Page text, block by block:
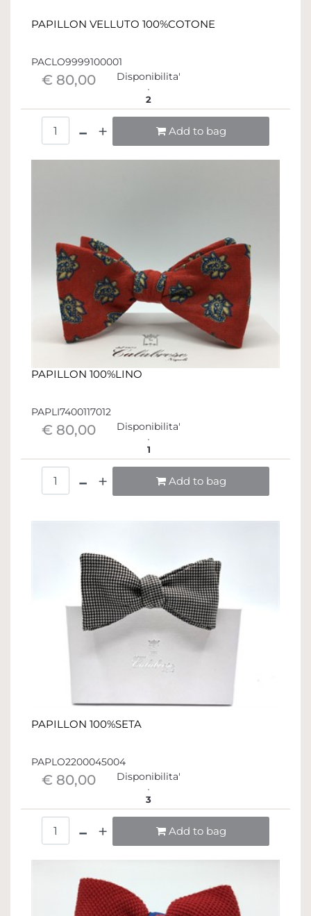
PAPILLON VELLUTO 100%COTONE
PACLO9999100001
€ 80,00 Disponibilita'
2
Add to bag
PAPILLON 100%LINO
PAPLI7400117012
€ 80,00 Disponibilita'
1
Add to bag
PAPILLON 100%SETA
PAPLO2200045004
€ 80,00 Disponibilita'
3
Add to bag